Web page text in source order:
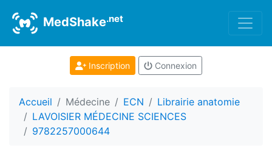
MedShake.net
Inscription Connexion
Accueil Médecine ECN
Librairie anatomie
LAVOISIER MÉDECINE SCIENCES
9782257000644